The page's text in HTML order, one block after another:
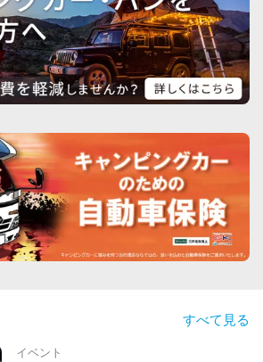
すべて見る
イベント